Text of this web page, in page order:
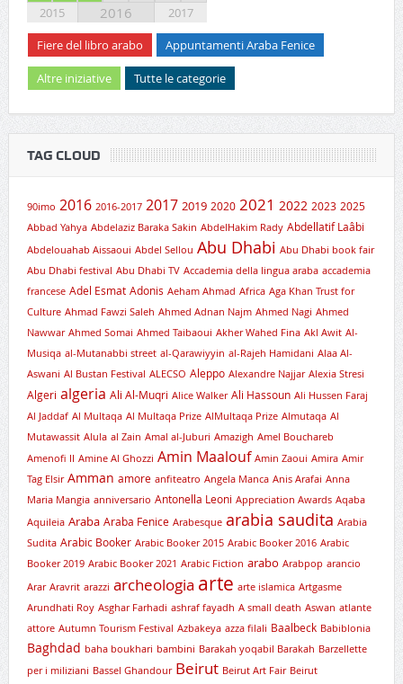
2015 2016
2017
Fiere del libro arabo
Appuntamenti Araba Fenice
Altre iniziative Tutte le categorie
TAG CLOUD
90imo 2016 2016-2017 2017 2019 2020 2021 2022 2023 2025
Abbad Yahya Abdelaziz Baraka Sakin AbdelHakim Rady Abdellatif Laâbi
Abdelouahab Aissaoui Abdel Sellou Abu Dhabi Abu Dhabi book fair
Abu Dhabi festival Abu Dhabi TV Accademia della lingua araba accademia
francese Adel Esmat Adonis Aeham Ahmad Africa Aga Khan Trust for
Culture Ahmad Fawzi Saleh Ahmed Adnan Najm Ahmed Nagi Ahmed
Nawwar Ahmed Somai Ahmed Taibaoui Akher Wahed Fina Akl Awit Al-
Musiqa al-Mutanabbi street al-Qarawiyyin al-Rajeh Hamidani Alaa Al-
Aswani Al Bustan Festival ALECSO Aleppo Alexandre Najjar Alexia Stresi
Algeri algeria Ali Al-Muqri Alice Walker Ali Hassoun Ali Hussen Faraj
Al Jaddaf Al Multaqa Al Multaqa Prize AlMultaqa Prize Almutaqa Al
Mutawassit Alula al Zain Amal al-Juburi Amazigh Amel Bouchareb
Amenofi II Amine Al Ghozzi Amin Maalouf Amin Zaoui Amira Amir
Tag Elsir Amman amore anfiteatro Angela Manca Anis Arafai Anna
Maria Mangia anniversario Antonella Leoni Appreciation Awards Aqaba
Aquileia Araba Araba Fenice Arabesque arabia saudita Arabia
Sudita Arabic Booker Arabic Booker 2015 Arabic Booker 2016 Arabic
Booker 2019 Arabic Booker 2021 Arabic Fiction arabo Arabpop arancio
Arar Aravrit arazzi archeologia arte arte islamica Artgasme
Arundhati Roy Asghar Farhadi ashraf fayadh A small death Aswan atlante
attore Autumn Tourism Festival Azbakeya azza filali Baalbeck Babiblonia
Baghdad baha boukhari bambini Barakah yoqabil Barakah Barzellette
per i miliziani Bassel Ghandour Beirut Beirut Art Fair Beirut